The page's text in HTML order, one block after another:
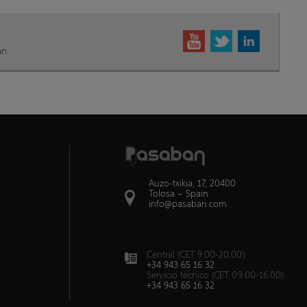
Auzo-txikia, 17, 20400
Tolosa – Spain
info@pasaban.com
Central (CET 9.00-20.00):
+34 943 65 16 32
Servicio técnico (CET 09.00-16.00):
+34 943 65 16 32